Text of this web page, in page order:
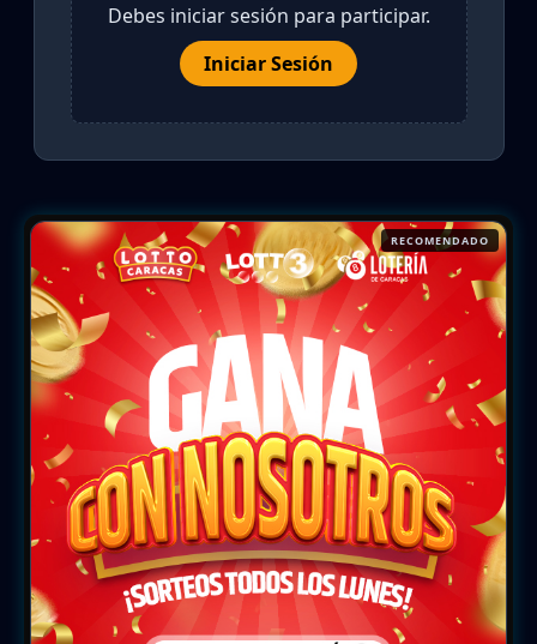
Debes iniciar sesión para participar.
Iniciar Sesión
RECOMENDADO